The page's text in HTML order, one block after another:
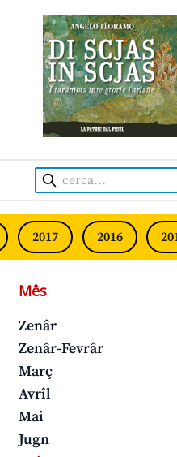
• INDEPENDENT
Cerca:
2017 2016
Mês
Zenâr
Zenâr-Fevrâr
Març
Avrîl
Mai
Jugn